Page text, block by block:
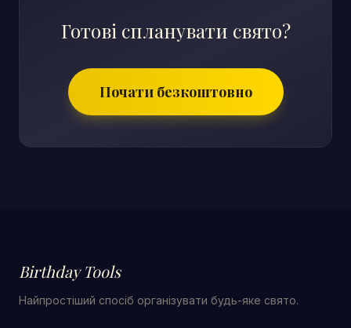
Готові спланувати свято?
Почати безкоштовно
Birthday Tools
Найпростіший спосіб організувати будь-яке свято.